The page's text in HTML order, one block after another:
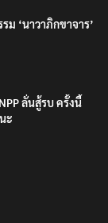
‘นาวาภิกขาจาร’
ลั่นสู้รบ ครั้งนี้
ะ